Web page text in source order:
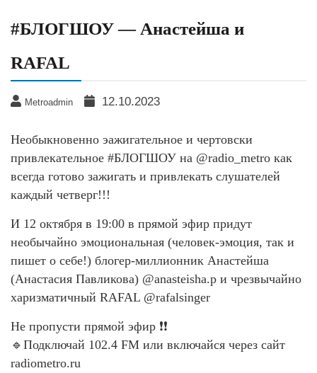
#БЛОГШОУ — Анастейша и
RAFAL
Metroadmin 12.10.2023
Необыкновенно эажигательное и чертовски
привлекательное #БЛОГШОУ на @radio_metro как
всегда готово зажигать и привлекать слушателей
каждый четверг!!!
И 12 октября в 19:00 в прямой эфир придут
необычайно эмоциональная (человек-эмоция, так и
пишет о себе!) блогер-миллионник Анастейша
(Анастасия Павликова) @anasteisha.p и чрезвычайно
харизматичный RAFAL @rafalsinger
Не пропусти прямой эфир ❗❗
🔹Подключай 102.4 FM или включайся через сайт
radiometro.ru